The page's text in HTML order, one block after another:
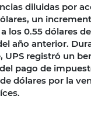
diluidas por
un
los 0.55 dólares
año anterior.
UPS registró un
pago de
dólares por la